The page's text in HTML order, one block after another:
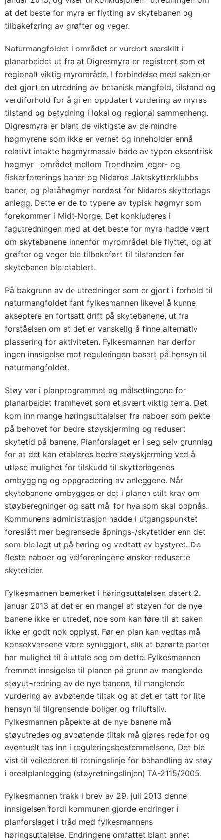
at det beste for myra er flytting av skytebanen og
tilbakeføring av grøfter og veger.
Naturmangfoldet i området er vurdert særskilt i
planarbeidet ut fra at Digresmyra er registrert som et
regionalt viktig myrområde. I forbindelse med saken er
det gjort en utredning av botanisk mangfold, tilstand og
verdiforhold for å gi en oppdatert vurdering av myras
tilstand og betydning i lokal og regional sammenheng.
Digresmyra er blant de viktigste av de mindre
høgmyrene som ikke er vernet og inneholder ennå
relativt intakte høgmyrmassiv både av typen eksentrisk
høgmyr i området mellom Trondheim jeger- og
fiskerforenings baner og Nidaros Jaktskytterklubbs
baner, og platåhøgmyr nordøst for Nidaros skytterlags
anlegg. Dette er de to typene av typisk høgmyr som
forekommer i Midt‐Norge. Det konkluderes i
fagutredningen med at det beste for myra hadde vært
om skytebanene innenfor myrområdet ble flyttet, og at
grøfter og veger ble tilbakeført til tilstanden før
skytebanen ble etablert.
På bakgrunn av de utredninger som er gjort i forhold til
naturmangfoldet fant fylkesmannen likevel å kunne
akseptere en fortsatt drift på skytebanene, ut fra
forståelsen om at det er vanskelig å finne alternativ
plassering for aktiviteten. Fylkesmannen har derfor
ingen innsigelse mot reguleringen basert på hensyn til
naturmangfoldet.
Støy var i planprogrammet og målsettingene for
planarbeidet framhevet som et svært viktig tema. Det
kom inn mange høringsuttalelser fra naboer som pekte
på behovet for bedre støyskjerming og redusert
skytetid på banene. Planforslaget er i seg selv grunnlag
for at det kan etableres bedre støyskjerming ved å
utløse mulighet for tilskudd til skytterlagenes
ombygging og oppgradering av anleggene. Når
skytebanene ombygges er det i planen stilt krav om
støyberegninger og satt mål for hva som skal oppnås.
Kommunens administrasjon hadde i utgangspunktet
foreslått mer begrensede åpnings-/skytetider enn det
som ble lagt ut på høring og vedtatt av bystyret. De
fleste naboer og velforeningene ønsker reduserte
skytetider.
Fylkesmannen bemerket i høringsuttalelsen datert 2.
januar 2013 at det er en mangel at støyen for de nye
banene ikke er utredet, noe som kan føre til at saken
ikke er godt nok opplyst. Før en plan kan vedtas må
konsekvensene være synliggjort, slik at berørte parter
har mulighet til å uttale seg om dette. Fylkesmannen
fremmet innsigelse til planen på grunn av manglende
støyut¬redning av de nye banene, til manglende
vurdering av avbøtende tiltak og at det er tatt for lite
hensyn til tilgrensende boliger og friluftsliv.
Fylkesmannen påpekte at de nye banene må
støyutredes og avbøtende tiltak må gjøres rede for og
eventuelt tas inn i reguleringsbestemmelsene. Det ble
vist til veilederen til retningslinje for behandling av støy
i arealplanlegging (støyretningslinjen) TA-2115/2005.
Fylkesmannen trakk i brev av 29. juli 2013 denne
innsigelsen fordi kommunen gjorde endringer i
planforslaget i tråd med fylkesmannens
høringsuttalelse. Endringene omfattet blant annet